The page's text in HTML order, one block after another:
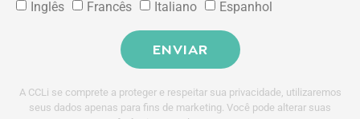
Inglês
Francês Italiano Espanhol
ENVIAR
A CCLi se comprete a proteger e respeitar sua privacidade, utilizaremos
seus dados apenas para fins de marketing. Você pode alterar suas